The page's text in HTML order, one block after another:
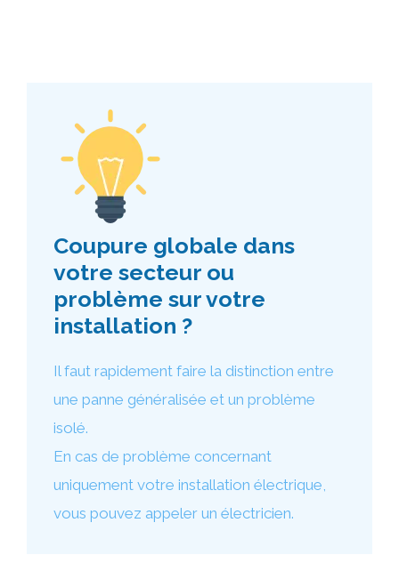
Coupure globale dans
votre secteur ou
problème sur votre
installation ?
Il faut rapidement faire la distinction entre
une panne généralisée et un problème
isolé.
En cas de problème concernant
uniquement votre installation électrique,
vous pouvez appeler un électricien.